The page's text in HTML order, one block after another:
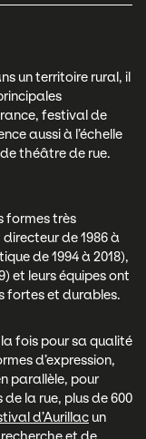
un territoire rural, il
festival de
aussi à l’échelle
théâtre de rue.
formes très
de 1986 à
de 1994 à 2018),
et leurs équipes ont
fortes et durables.
fois pour sa qualité
d’expression,
parallèle, pour
la rue, plus de 600
d’Aurillac un